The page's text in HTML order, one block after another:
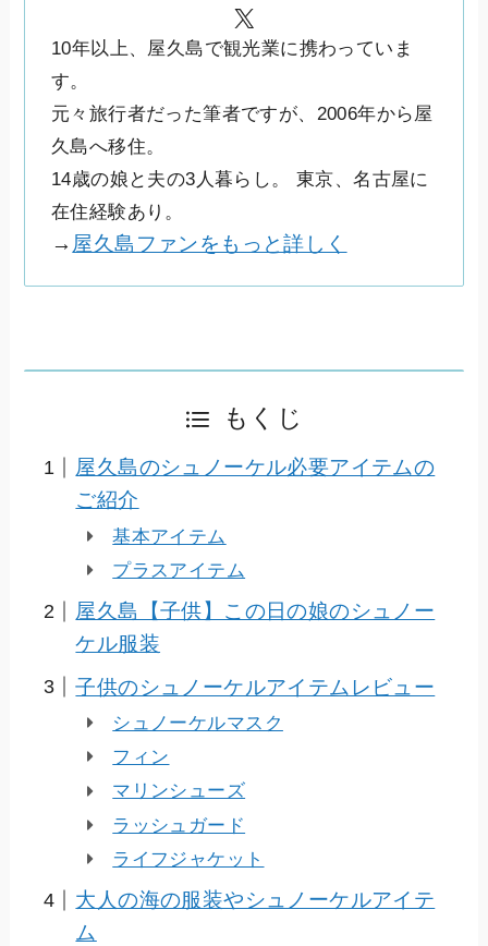
X
10年以上、屋久島で観光業に携わっていま
す。
元々旅行者だった筆者ですが、2006年から屋
久島へ移住。
14歳の娘と夫の3人暮らし。 東京、名古屋に
在住経験あり。
→ 屋久島ファンをもっと詳しく
もくじ
屋久島のシュノーケル必要アイテムの
ご紹介
基本アイテム
プラスアイテム
屋久島【子供】この日の娘のシュノー
ケル服装
子供のシュノーケルアイテムレビュー
シュノーケルマスク
フィン
マリンシューズ
ラッシュガード
ライフジャケット
大人の海の服装やシュノーケルアイテ
ム